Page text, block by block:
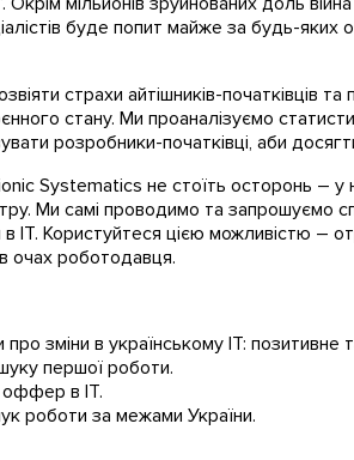
буде попит майже за будь-яких
страхи айтішників-початківців
стану. Ми проаналізуємо
розробники-початківці, аби
Systematics не стоїть осторонь – у
Ми самі проводимо та запрошуємо
в ІТ. Користуйтеся цією можливістю –
очах роботодавця.
зміни в українському ІТ: позитивне
першої роботи.
в ІТ.
роботи за межами України.